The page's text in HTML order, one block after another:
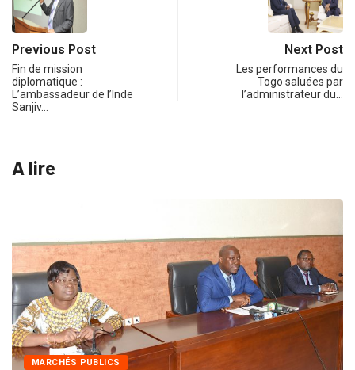
Previous Post
Fin de mission
diplomatique :
L’ambassadeur de l’Inde
Sanjiv…
Next Post
Les performances du
Togo saluées par
l’administrateur du…
A lire